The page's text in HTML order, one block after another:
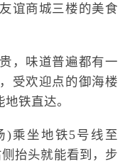
谊商城三楼的美食
，味道普遍都有一
受欢迎点的御海楼
铁直达。
)乘坐地铁5号线至
侧抬头就能看到，步